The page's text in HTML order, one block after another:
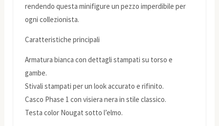
rendendo questa minifigure un pezzo imperdibile per
ogni collezionista.
Caratteristiche principali
Armatura bianca con dettagli stampati su torso e
gambe.
Stivali stampati per un look accurato e rifinito.
Casco Phase 1 con visiera nera in stile classico.
Testa color Nougat sotto l’elmo.